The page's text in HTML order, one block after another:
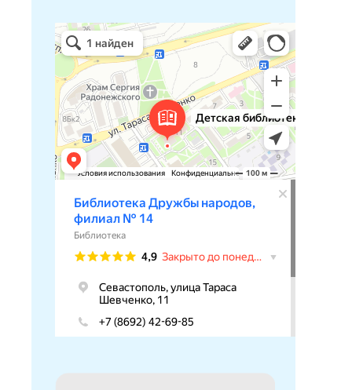
Детская библиотека № 14 Дружбы народов
Библиотека в Севастополе